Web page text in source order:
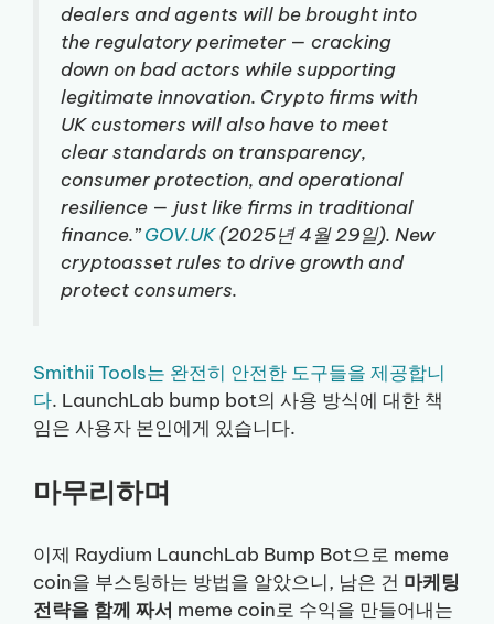
dealers and agents will be brought into
the regulatory perimeter — cracking
down on bad actors while supporting
legitimate innovation. Crypto firms with
UK customers will also have to meet
clear standards on transparency,
consumer protection, and operational
resilience — just like firms in traditional
finance.” GOV.UK(2025년 4월 29일). New
cryptoasset rules to drive growth and
protect consumers.
Smithii Tools는 완전히 안전한 도구들을 제공합니
다. LaunchLab bump bot의 사용 방식에 대한 책
임은 사용자 본인에게 있습니다.
마무리하며
이제 Raydium LaunchLab Bump Bot으로 meme
coin을 부스팅하는 방법을 알았으니, 남은 건 마케팅
전략을 함께 짜서 meme coin로 수익을 만들어내는